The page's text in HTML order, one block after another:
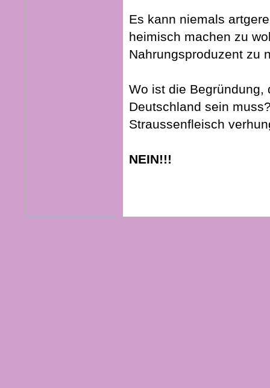
Es kann niemals
heimisch machen zu
Nahrungsproduzent zu
Wo ist die
Deutschland sein
Straussenfleisch
NEIN!!!